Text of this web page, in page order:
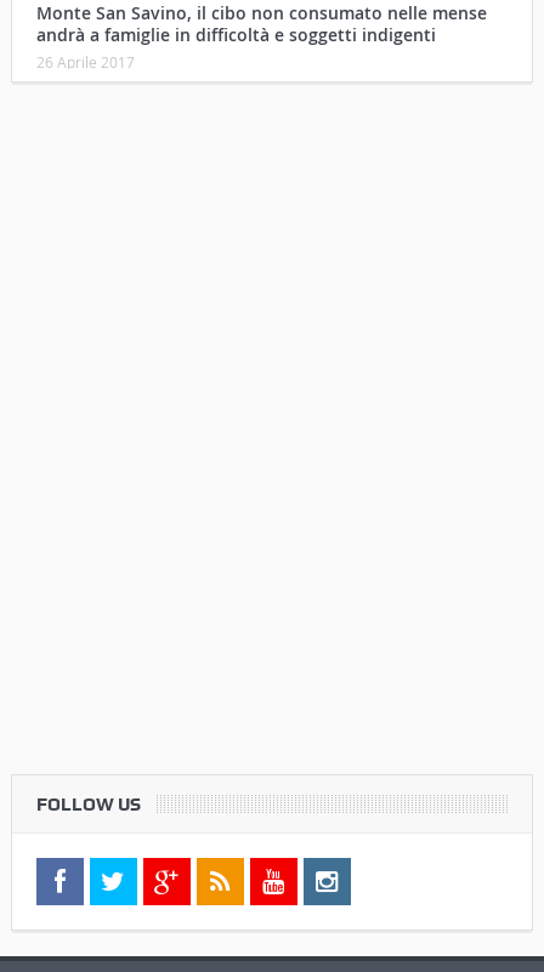
Monte San Savino, il cibo non consumato nelle mense
andrà a famiglie in difficoltà e soggetti indigenti
26 Aprile 2017
FOLLOW US